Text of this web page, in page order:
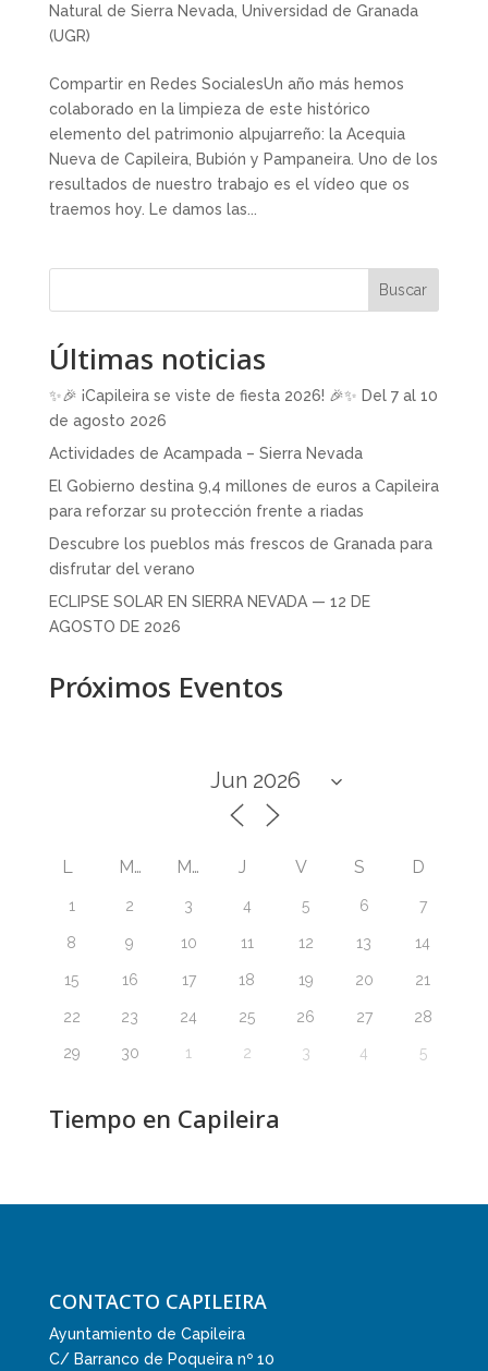
Natural de Sierra Nevada, Universidad de Granada
(UGR)
Compartir en Redes SocialesUn año más hemos
colaborado en la limpieza de este histórico
elemento del patrimonio alpujarreño: la Acequia
Nueva de Capileira, Bubión y Pampaneira. Uno de los
resultados de nuestro trabajo es el vídeo que os
traemos hoy. Le damos las...
Buscar
Últimas noticias
✨🎉 ¡Capileira se viste de fiesta 2026! 🎉✨ Del 7 al 10
de agosto 2026
Actividades de Acampada – Sierra Nevada
El Gobierno destina 9,4 millones de euros a Capileira
para reforzar su protección frente a riadas
Descubre los pueblos más frescos de Granada para
disfrutar del verano
ECLIPSE SOLAR EN SIERRA NEVADA — 12 DE
AGOSTO DE 2026
Próximos Eventos
L M M J V S D
1 2 3 4 5 6 7
8 9 10 11 12 13 14
15 16 17 18 19 20 21
22 23 24 25 26 27 28
29 30 1 2 3 4 5
Tiempo en Capileira
CONTACTO CAPILEIRA
Ayuntamiento de Capileira
C/ Barranco de Poqueira nº 10